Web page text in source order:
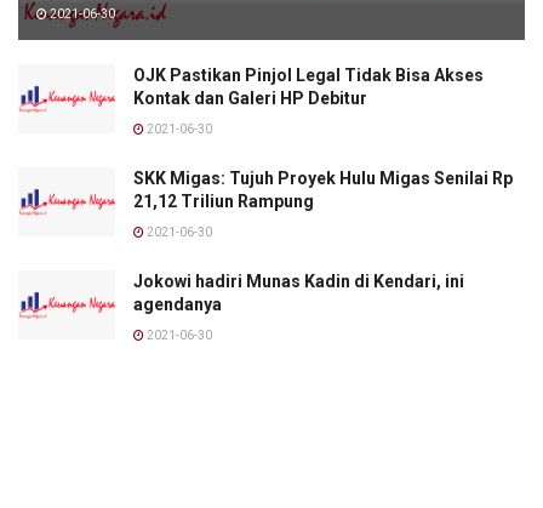
2021-06-30
OJK Pastikan Pinjol Legal Tidak Bisa Akses
Kontak dan Galeri HP Debitur
2021-06-30
SKK Migas: Tujuh Proyek Hulu Migas Senilai Rp
21,12 Triliun Rampung
2021-06-30
Jokowi hadiri Munas Kadin di Kendari, ini
agendanya
2021-06-30